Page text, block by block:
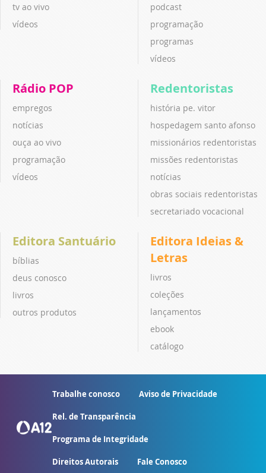
tv ao vivo
vídeos
podcast
programação
programas
vídeos
Rádio POP
empregos
notícias
ouça ao vivo
programação
vídeos
Redentoristas
história pe. vitor
hospedagem santo afonso
missionários redentoristas
missões redentoristas
notícias
obras sociais redentoristas
secretariado vocacional
Editora Santuário
bíblias
deus conosco
livros
outros produtos
Editora Ideias &
Letras
livros
coleções
lançamentos
ebook
catálogo
Trabalhe conosco Aviso de Privacidade
Rel. de Transparência
Programa de Integridade
Direitos Autorais Fale Conosco